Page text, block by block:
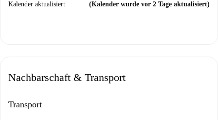
Kalender aktualisiert (Kalender wurde vor 2 Tage aktualisiert)
Nachbarschaft & Transport
Transport